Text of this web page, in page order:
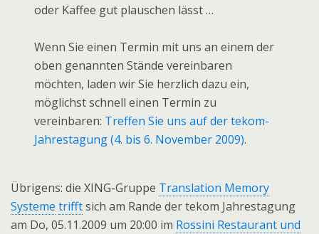
oder Kaffee gut plauschen lässt …
Wenn Sie einen Termin mit uns an einem der
oben genannten Stände vereinbaren
möchten, laden wir Sie herzlich dazu ein,
möglichst schnell einen Termin zu
vereinbaren: Treffen Sie uns auf der tekom-
Jahrestagung (4. bis 6. November 2009).
Übrigens: die XING-Gruppe Translation Memory
Systeme trifftsich am Rande der tekom Jahrestagung
am Do, 05.11.2009 um 20:00 im Rossini Restaurant und